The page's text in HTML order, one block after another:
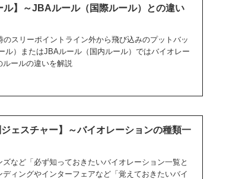
ル】～JBAルール（国際ルール）との違い
スリーポイントライン外から飛び込みのプットバッ
ル）またはJBAルール（国内ルール）ではバイオレー
ールの違いを解説
ェスチャー】～バイオレーションの種類一
など「必ず知っておきたいバイオレーション一覧と
ィングやインターフェアなど「覚えておきたいバイ